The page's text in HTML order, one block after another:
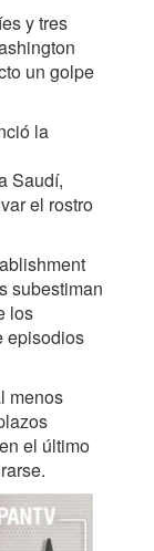
y tres
un golpe
la
Saudí,
el rostro
subestiman
los
episodios
menos
el último